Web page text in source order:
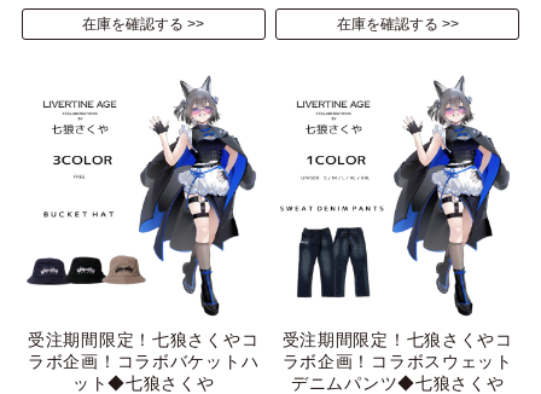
在庫を確認する 在庫を確認する
受注期間限定！七狼さくやコ
ラボ企画！コラボバケットハ
ット◆七狼さくや
受注期間限定！七狼さくやコ
ラボ企画！コラボスウェット
デニムパンツ◆七狼さくや